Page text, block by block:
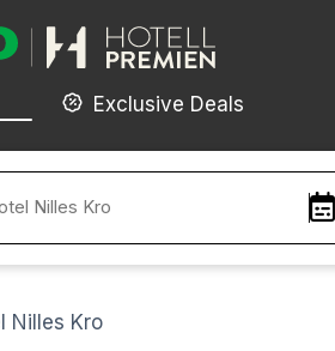
Exclusive Deals
Nilles Kro
Nilles Kro